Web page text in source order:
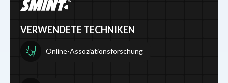
VERWENDETE TECHNIKEN
Online-Assoziationsforschung